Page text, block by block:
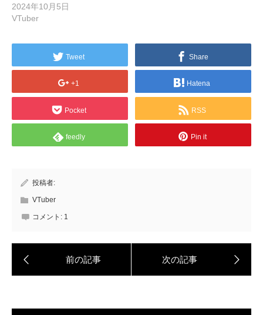
2024年10月5日
VTuber
Tweet Share
+1 Hatena
Pocket RSS
feedly Pin it
投稿者:
VTuber
コメント: 1